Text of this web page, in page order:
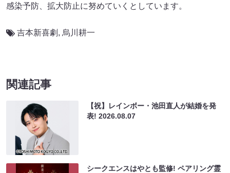
感染予防、拡大防止に努めていくとしています。
吉本新喜劇 , 烏川耕一
関連記事
【祝】レインボー・池田直人が結婚を発
表!2026.08.07
シークエンスはやとも監修! ペアリング霊